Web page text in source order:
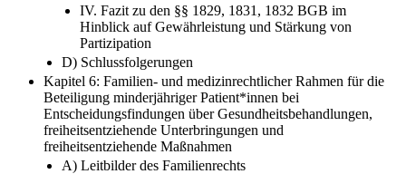
IV. Fazit zu den §§ 1829, 1831, 1832 BGB im
Hinblick auf Gewährleistung und Stärkung von
Partizipation
D) Schlussfolgerungen
Kapitel 6: Familien- und medizinrechtlicher Rahmen für die
Beteiligung minderjähriger Patient*innen bei
Entscheidungsfindungen über Gesundheitsbehandlungen,
freiheitsentziehende Unterbringungen und
freiheitsentziehende Maßnahmen
A) Leitbilder des Familienrechts